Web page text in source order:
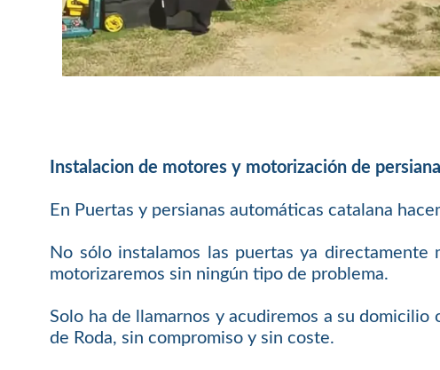
Instalacion de motores y motorización de
En Puertas y persianas automáticas catalana
No sólo instalamos las puertas ya
motorizaremos sin ningún tipo de problema.
Solo ha de llamarnos y acudiremos a su
de Roda, sin compromiso y sin coste.